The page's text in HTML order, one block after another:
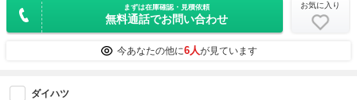
まずは在庫確認・見積依頼
無料通話でお問い合わせ
お気に入り
今あなたの他に6人が見ています
ダイハツ